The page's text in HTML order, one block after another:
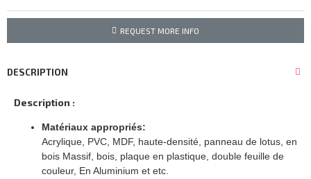
REQUEST MORE INFO
DESCRIPTION
Description :
Matériaux appropriés:
Acrylique, PVC, MDF, haute-densité, panneau de lotus, en
bois Massif, bois, plaque en plastique, double feuille de
couleur, En Aluminium et etc.